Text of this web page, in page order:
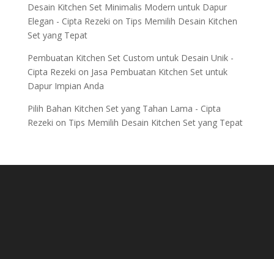
Desain Kitchen Set Minimalis Modern untuk Dapur
Elegan - Cipta Rezeki on Tips Memilih Desain Kitchen
Set yang Tepat
Pembuatan Kitchen Set Custom untuk Desain Unik -
Cipta Rezeki on Jasa Pembuatan Kitchen Set untuk
Dapur Impian Anda
Pilih Bahan Kitchen Set yang Tahan Lama - Cipta
Rezeki on Tips Memilih Desain Kitchen Set yang Tepat